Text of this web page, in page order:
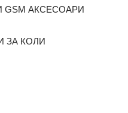
АКСЕСОАРИ
ЗА КОЛИ